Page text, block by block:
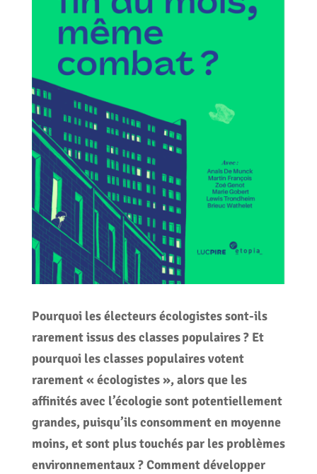
Pourquoi les électeurs écologistes sont-ils
rarement issus des classes populaires ? Et
pourquoi les classes populaires votent
rarement « écologistes », alors que les
affinités avec l’écologie sont potentiellement
grandes, puisqu’ils consomment en moyenne
moins, et sont plus touchés par les problèmes
environnementaux ? Comment développer